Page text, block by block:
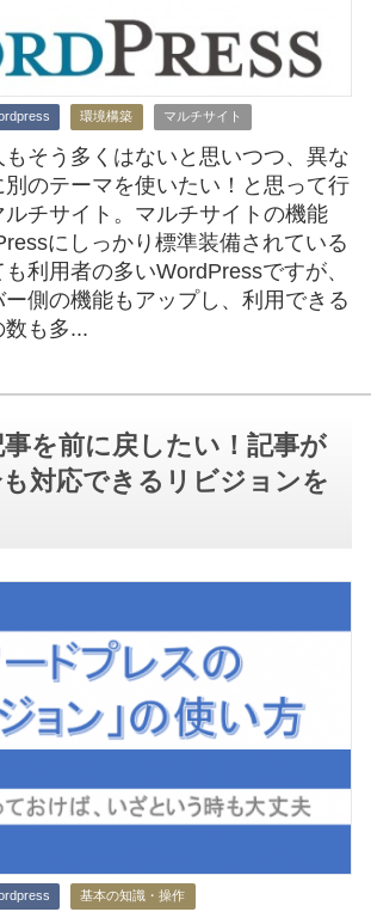
環境構築 マルチサイト
そう多くはないと思いつつ、異な
別のテーマを使いたい！と思って行
ルチサイト。マルチサイトの機能
にしっかり標準装備されている
利用者の多いWordPressですが、
側の機能もアップし、利用できる
も多...
を前に戻したい！記事が
対応できるリビジョンを
基本の知識・操作